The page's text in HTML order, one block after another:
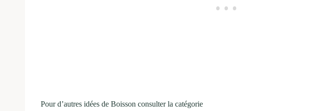
Pour d’autres idées de Boisson consulter la catégorie